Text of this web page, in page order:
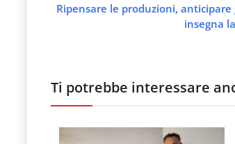
Ripensare le produzioni, anticipare
insegna
Ti potrebbe interessare